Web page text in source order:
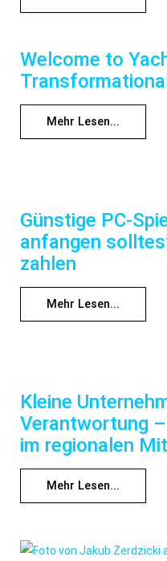
Welcome to
Mehr Lesen...
Günstige PC-
anfangen
zahlen
Mehr Lesen...
Kleine
Verantwortung
im regionalen
Mehr Lesen...